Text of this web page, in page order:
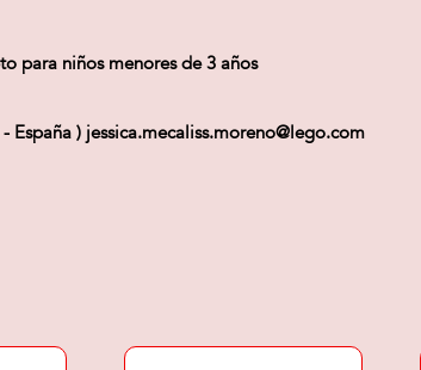
para niños menores de 3 años
España ) jessica.mecaliss.moreno@lego.com